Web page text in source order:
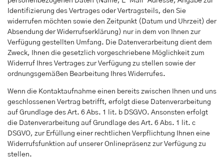
Identifizierung des Vertrages oder Vertragsteils, den Sie
widerrufen möchten sowie den Zeitpunkt (Datum und Uhrzeit) der
Absendung der Widerrufserklärung) nur in dem von Ihnen zur
Verfügung gestellten Umfang. Die Datenverarbeitung dient dem
Zweck, Ihnen die gesetzlich vorgeschriebene Möglichkeit zum
Widerruf Ihres Vertrages zur Verfügung zu stellen sowie der
ordnungsgemäßen Bearbeitung Ihres Widerrufes.
Wenn die Kontaktaufnahme einen bereits zwischen Ihnen und uns
geschlossenen Vertrag betrifft, erfolgt diese Datenverarbeitung
auf Grundlage des Art. 6 Abs. 1 lit. b DSGVO. Ansonsten erfolgt
die Datenverarbeitung auf Grundlage des Art. 6 Abs. 1 lit. c
DSGVO, zur Erfüllung einer rechtlichen Verpflichtung Ihnen eine
Widerrufsfunktion auf unserer Onlinepräsenz zur Verfügung zu
stellen.